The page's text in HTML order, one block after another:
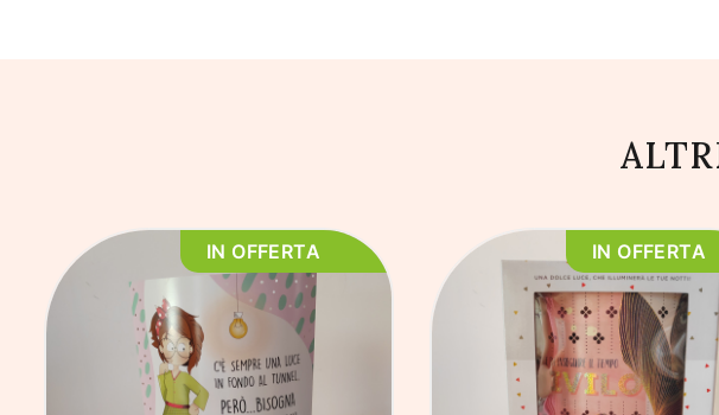
IN OFFERTA
AGGIUNGI AL CARRELLO
IN OFFERTA
AGGIUNGI AL CARRELLO